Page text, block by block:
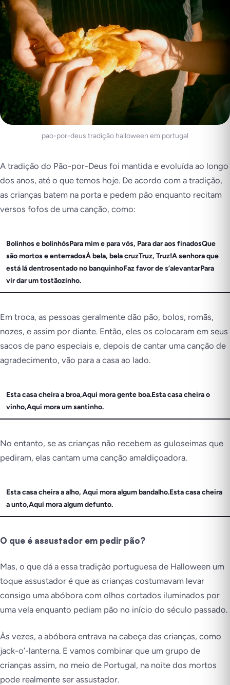
pao-por-deus tradição halloween em portugal
A tradição do Pão-por-Deus foi mantida e evoluída ao longo
dos anos, até o que temos hoje. De acordo com a tradição,
as crianças batem na porta e pedem pão enquanto recitam
versos fofos de uma canção, como:
Bolinhos e bolinhósPara mim e para vós, Para dar aos finadosQue
são mortos e enterradosÀ bela, bela cruzTruz, Truz!A senhora que
está lá dentrosentado no banquinhoFaz favor de s’alevantarPara
vir dar um tostãozinho.
Em troca, as pessoas geralmente dão pão, bolos, romãs,
nozes, e assim por diante. Então, eles os colocaram em seus
sacos de pano especiais e, depois de cantar uma canção de
agradecimento, vão para a casa ao lado.
Esta casa cheira a broa,Aqui mora gente boa.Esta casa cheira o
vinho,Aqui mora um santinho.
No entanto, se as crianças não recebem as guloseimas que
pediram, elas cantam uma canção amaldiçoadora.
Esta casa cheira a alho, Aqui mora algum bandalho.Esta casa cheira
a unto,Aqui mora algum defunto.
O que é assustador em pedir pão?
Mas, o que dá a essa tradição portuguesa de Halloween um
toque assustador é que as crianças costumavam levar
consigo uma abóbora com olhos cortados iluminados por
uma vela enquanto pediam pão no início do século passado.
Às vezes, a abóbora entrava na cabeça das crianças, como
jack-o’-lanterna. E vamos combinar que um grupo de
crianças assim, no meio de Portugal, na noite dos mortos
pode realmente ser assustador.